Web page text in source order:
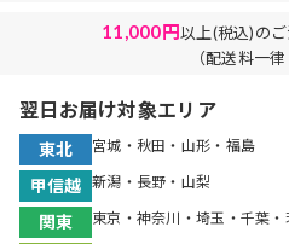
11,000円以上(税込)の
（配送料一
翌日お届け対象エリア
東北 宮城・秋田・山形・福島
甲信越 新潟・長野・山梨
関東 東京・神奈川・埼玉・千葉